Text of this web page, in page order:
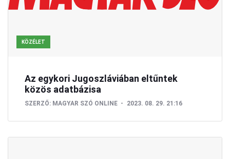
KÖZÉLET
Az egykori Jugoszláviában eltűntek
közös adatbázisa
SZERZŐ: MAGYAR SZÓ ONLINE 2023. 08. 29. 21:16